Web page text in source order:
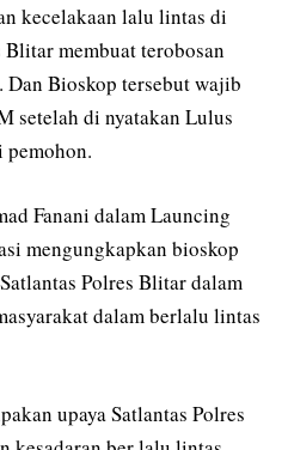
kecelakaan lalu lintas di
membuat terobosan
Bioskop tersebut wajib
setelah di nyatakan Lulus
pemohon.
Fanani dalam Launcing
mengungkapkan bioskop
Polres Blitar dalam
dalam berlalu lintas
upaya Satlantas Polres